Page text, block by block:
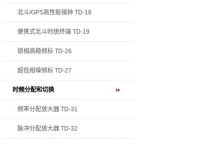
北斗/GPS高性能铷钟 TD-18
便携式北斗时统终端 TD-19
锁相高稳频标 TD-26
超低相噪频标 TD-27
时频分配和切换
频率分配放大器 TD-31
脉冲分配放大器 TD-32